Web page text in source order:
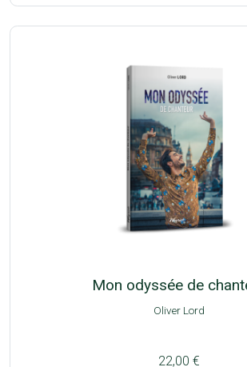
Mon odyssée de
Oliver Lord
22,00 €